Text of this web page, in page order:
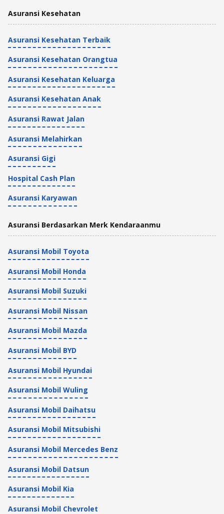
Asuransi Kesehatan
Asuransi Kesehatan Terbaik
Asuransi Kesehatan Orangtua
Asuransi Kesehatan Keluarga
Asuransi Kesehatan Anak
Asuransi Rawat Jalan
Asuransi Melahirkan
Asuransi Gigi
Hospital Cash Plan
Asuransi Karyawan
Asuransi Berdasarkan Merk Kendaraanmu
Asuransi Mobil Toyota
Asuransi Mobil Honda
Asuransi Mobil Suzuki
Asuransi Mobil Nissan
Asuransi Mobil Mazda
Asuransi Mobil BYD
Asuransi Mobil Hyundai
Asuransi Mobil Wuling
Asuransi Mobil Daihatsu
Asuransi Mobil Mitsubishi
Asuransi Mobil Mercedes Benz
Asuransi Mobil Datsun
Asuransi Mobil Kia
Asuransi Mobil Chevrolet